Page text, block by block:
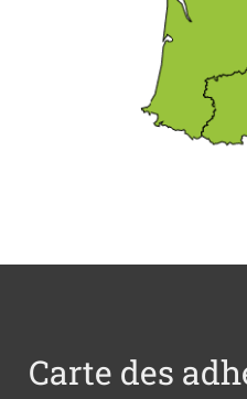
Carte des